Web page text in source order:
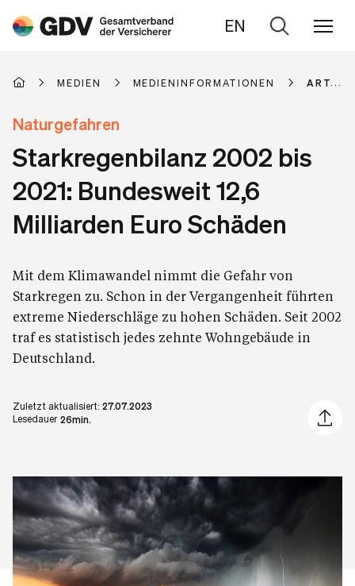
EN
Zur
MEDIEN MEDIENINFORMATIONEN
Naturgefahren
Starkregenbilanz 2002 bis
2021: Bundesweit 12,6
Milliarden Euro Schäden
Mit dem Klimawandel nimmt die Gefahr von
Starkregen zu. Schon in der Vergangenheit führten
extreme Niederschläge zu hohen Schäden. Seit 2002
traf es statistisch jedes zehnte Wohngebäude in
Deutschland.
Zuletzt aktualisiert: 27.07.2023
Lesedauer 26min.
Artikel